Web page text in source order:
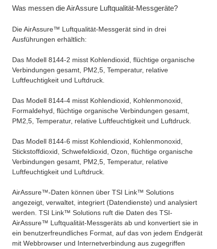
Was messen die AirAssure Luftqualität-Messgeräte?
Die AirAssure™ Luftqualität-Messgerät sind in drei
Ausführungen erhältlich:
Das Modell 8144-2 misst Kohlendioxid, flüchtige organische
Verbindungen gesamt, PM2,5, Temperatur, relative
Luftfeuchtigkeit und Luftdruck.
Das Modell 8144-4 misst Kohlendioxid, Kohlenmonoxid,
Formaldehyd, flüchtige organische Verbindungen gesamt,
PM2,5, Temperatur, relative Luftfeuchtigkeit und Luftdruck.
Das Modell 8144-6 misst Kohlendioxid, Kohlenmonoxid,
Stickstoffdioxid, Schwefeldioxid, Ozon, flüchtige organische
Verbindungen gesamt, PM2,5, Temperatur, relative
Luftfeuchtigkeit und Luftdruck.
AirAssure™-Daten können über TSI Link™ Solutions
angezeigt, verwaltet, integriert (Datendienste) und analysiert
werden. TSI Link™ Solutions ruft die Daten des TSI-
AirAssure™ Luftqualität-Messgeräts ab und konvertiert sie in
ein benutzerfreundliches Format, auf das von jedem Endgerät
mit Webbrowser und Internetverbindung aus zugegriffen